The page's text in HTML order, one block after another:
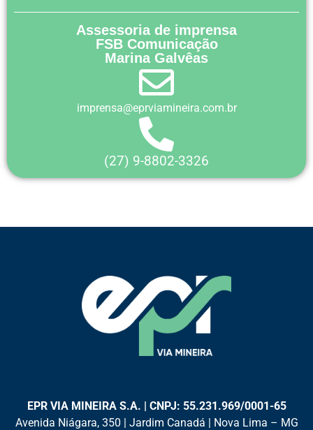
Assessoria de imprensa
FSB Comunicação
Marina Galvêas
imprensa@eprviamineira.com.br
(27) 9-8802-3326
EPR VIA MINEIRA S.A. | CNPJ: 55.231.969/0001-65
Avenida Niágara, 350 | Jardim Canadá | Nova Lima – MG